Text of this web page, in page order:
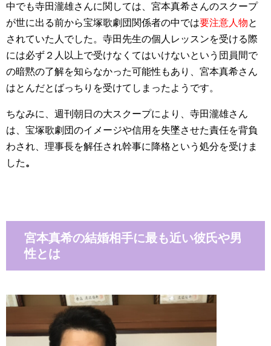
中でも寺田瀧雄さんに関しては、宮本真希さんのスクープ
が世に出る前から宝塚歌劇団関係者の中では要注意人物と
されていた人でした。寺田先生の個人レッスンを受ける際
には必ず２人以上で受けなくてはいけないという団員間で
の暗黙の了解を知らなかった可能性もあり、宮本真希さん
はとんだとばっちりを受けてしまったようです。
ちなみに、週刊朝日の大スクープにより、寺田瀧雄さん
は、宝塚歌劇団のイメージや信用を失墜させた責任を背負
わされ、理事長を解任され幹事に降格という処分を受けま
した。
宮本真希の結婚相手に最も近い彼氏や男
性とは